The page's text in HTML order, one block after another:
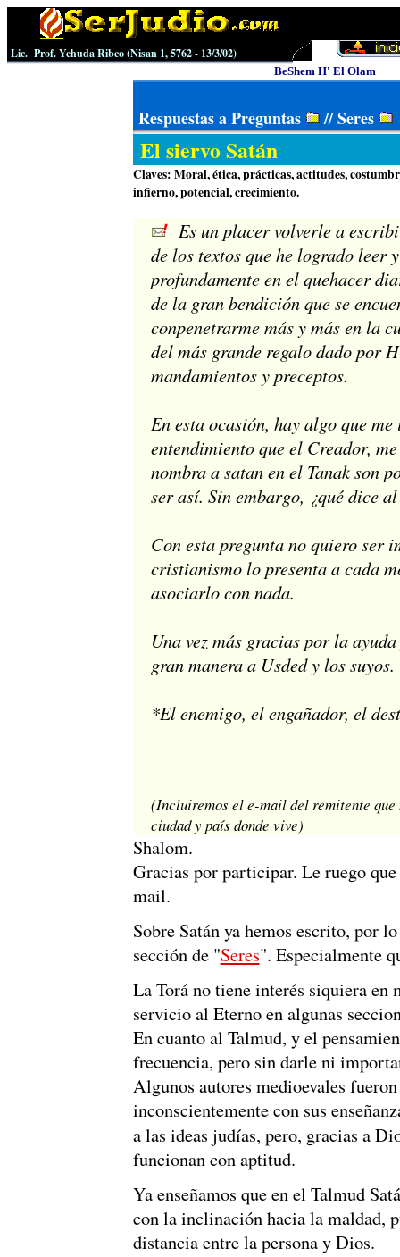
Lic. Prof. Yehuda Ribco (Nisan 1, 5762 - 13/3/02)
BeShem H' El Olam
Respuestas a Preguntas //Seres
El siervo Satán
Claves: Moral, ética, prácticas, actitudes,
infierno, potencial, crecimiento.
Es un placer volverle a
de los textos que he logrado leer
profundamente en el quehacer
de la gran bendición que se
conpenetrarme más y más en la
del más grande regalo dado por
mandamientos y preceptos.
En esta ocasión, hay algo que
entendimiento que el Creador,
nombra a satan en el Tanak son
ser así. Sin embargo, ¿qué dice
Con esta pregunta no quiero ser
cristianismo lo presenta a cada
asociarlo con nada.
Una vez más gracias por la
gran manera a Usded y los suyos.
*El enemigo, el engañador, el
(Incluiremos el e-mail del remitente que
ciudad y país donde vive)
Shalom.
Gracias por participar. Le ruego
mail.
Sobre Satán ya hemos escrito, por
sección de "Seres". Especialmente
La Torá no tiene interés siquiera en
servicio al Eterno en algunas
En cuanto al Talmud, y el
frecuencia, pero sin darle ni
Algunos autores medioevales
inconscientemente con sus
a las ideas judías, pero, gracias a
funcionan con aptitud.
Ya enseñamos que en el Talmud
con la inclinación hacia la maldad,
distancia entre la persona y Dios.